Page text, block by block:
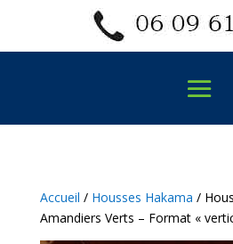
Accueil / Housses Hakama /
Amandiers Verts – Format «